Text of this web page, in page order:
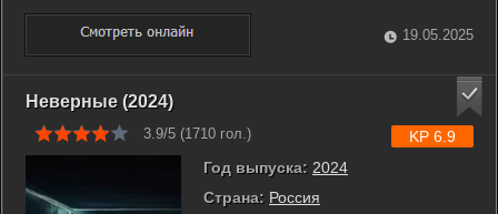
Никанорова, бывшего сотрудника лаборатории, ставшего
валютным спекулянтом. Он должен стать каналом
дезинформации для американцев о деятельности ...
19.05.2025
Неверные (2024)
3.9/5 (1710 гол.)
Год выпуска: 2024
Страна: Россия
KP 6.9